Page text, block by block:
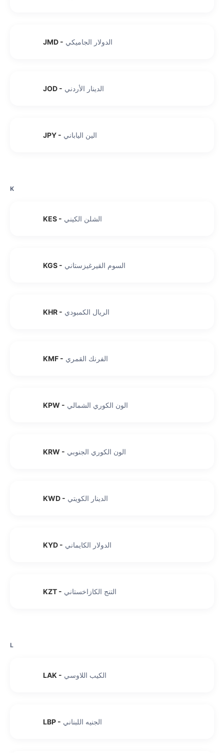
JMD - الدولار الجاميكي
JOD - الدينار الأردني
JPY - الين الياباني
K
KES - الشلن الكيني
KGS - السوم القيرغيزستاني
KHR - الريال الكمبودي
KMF - الفرنك القمري
KPW - الون الكوري الشمالي
KRW - الون الكوري الجنوبي
KWD - الدينار الكويتي
KYD - الدولار الكايماني
KZT - التنج الكازاخستاني
L
LAK - الكيب اللاوسي
LBP - الجنيه اللبناني